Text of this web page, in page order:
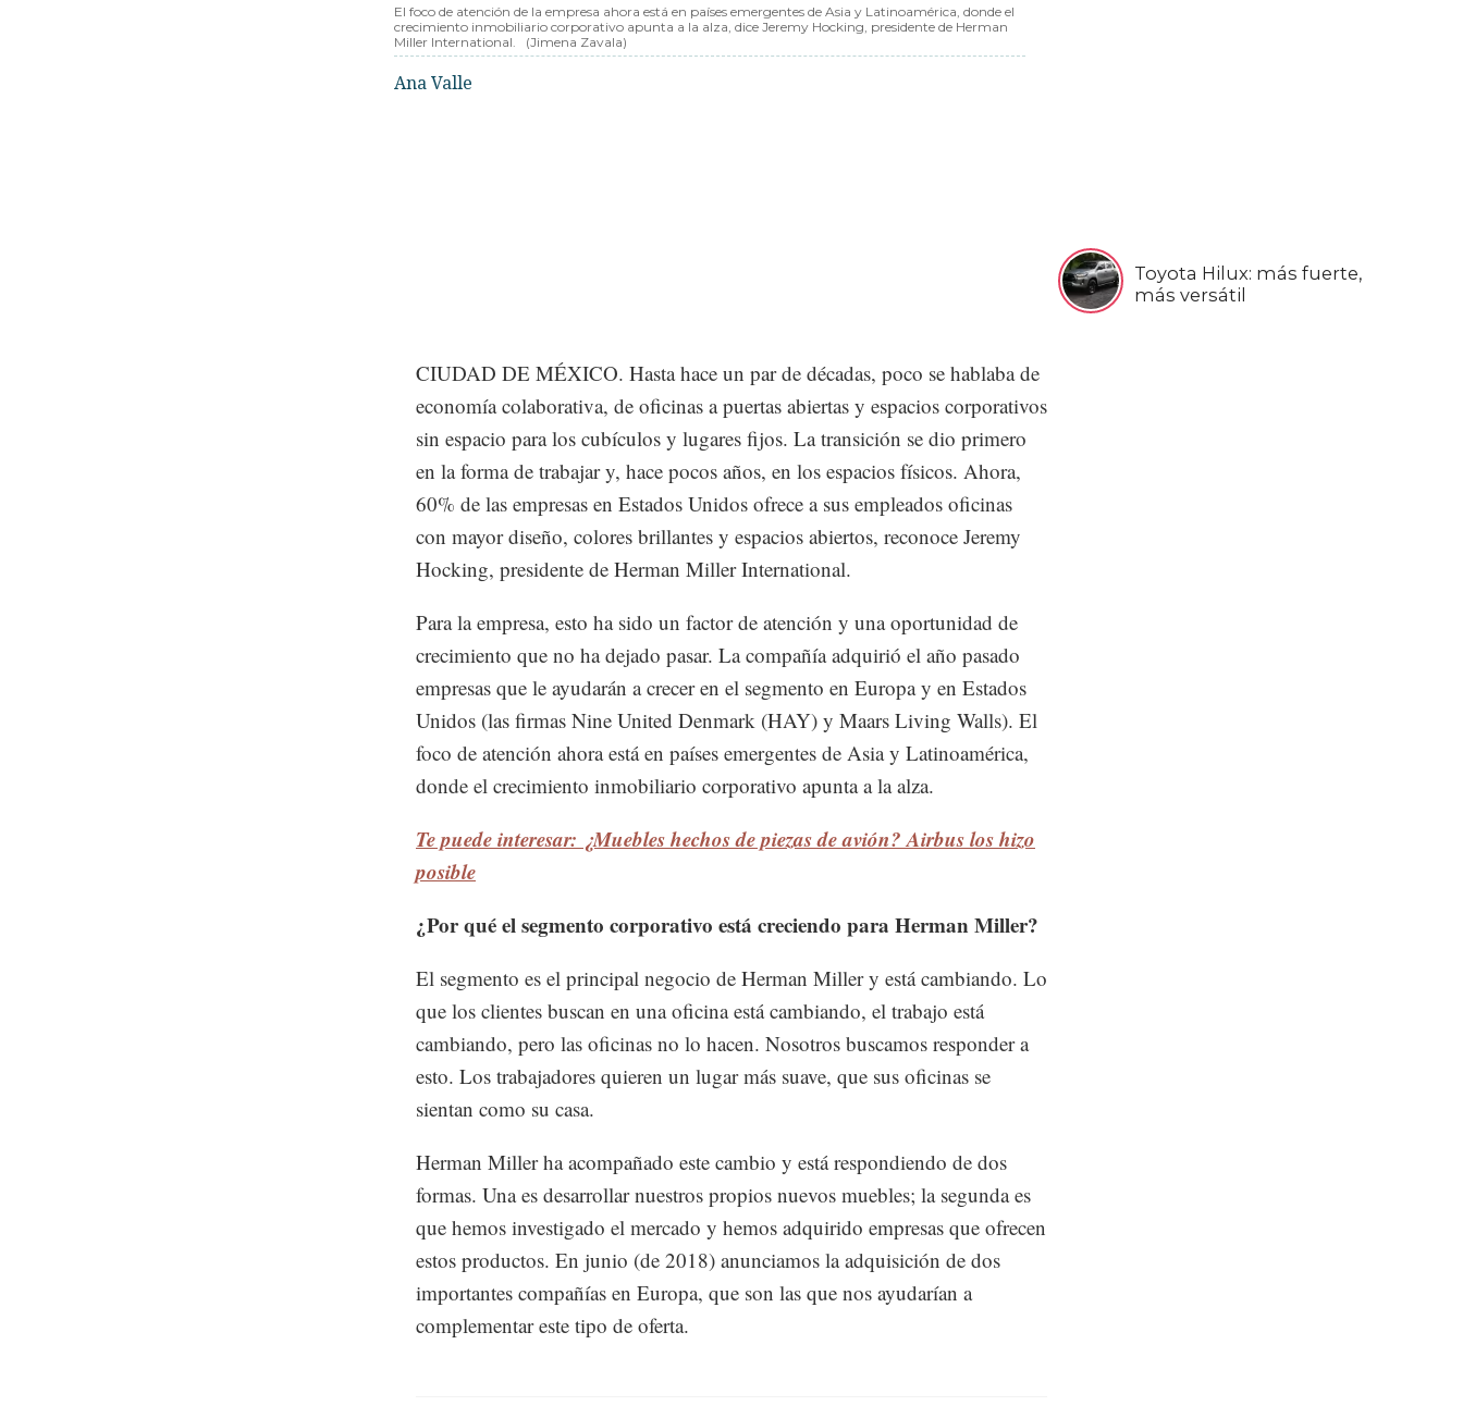
Toyota Hilux: más fuerte,
más versátil
El foco de atención de la empresa ahora está en países emergentes de Asia y Latinoamérica, donde el
crecimiento inmobiliario corporativo apunta a la alza, dice Jeremy Hocking, presidente de Herman
Miller International.
(Jimena Zavala)
Ana Valle
CIUDAD DE MÉXICO. Hasta hace un par de décadas, poco se hablaba de
economía colaborativa, de oficinas a puertas abiertas y espacios corporativos
sin espacio para los cubículos y lugares fijos. La transición se dio primero
en la forma de trabajar y, hace pocos años, en los espacios físicos. Ahora,
60% de las empresas en Estados Unidos ofrece a sus empleados oficinas
con mayor diseño, colores brillantes y espacios abiertos, reconoce Jeremy
Hocking, presidente de Herman Miller International.
Para la empresa, esto ha sido un factor de atención y una oportunidad de
crecimiento que no ha dejado pasar. La compañía adquirió el año pasado
empresas que le ayudarán a crecer en el segmento en Europa y en Estados
Unidos (las firmas Nine United Denmark (HAY) y Maars Living Walls). El
foco de atención ahora está en países emergentes de Asia y Latinoamérica,
donde el crecimiento inmobiliario corporativo apunta a la alza.
Te puede interesar: ¿Muebles hechos de piezas de avión? Airbus los hizo
posible
¿Por qué el segmento corporativo está creciendo para Herman Miller?
El segmento es el principal negocio de Herman Miller y está cambiando. Lo
que los clientes buscan en una oficina está cambiando, el trabajo está
cambiando, pero las oficinas no lo hacen. Nosotros buscamos responder a
esto. Los trabajadores quieren un lugar más suave, que sus oficinas se
sientan como su casa.
Herman Miller ha acompañado este cambio y está respondiendo de dos
formas. Una es desarrollar nuestros propios nuevos muebles; la segunda es
que hemos investigado el mercado y hemos adquirido empresas que ofrecen
estos productos. En junio (de 2018) anunciamos la adquisición de dos
importantes compañías en Europa, que son las que nos ayudarían a
complementar este tipo de oferta.